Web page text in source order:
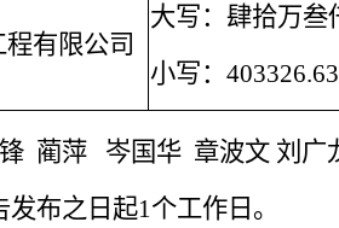
有限公司
大写：肆拾万叁
小写：
蔺萍 岑国华 章波文 刘广
发布之日起1个工作日。